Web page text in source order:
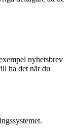
nyhetsbrev
ha det när du